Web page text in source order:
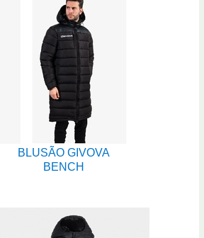
BLUSÃO GIVOVA
BENCH